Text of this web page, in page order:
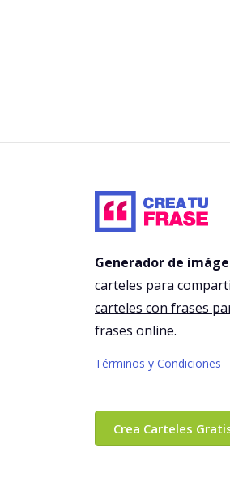
Generador de
carteles para
carteles con frases
frases online.
Términos y Condiciones
Crea Carteles